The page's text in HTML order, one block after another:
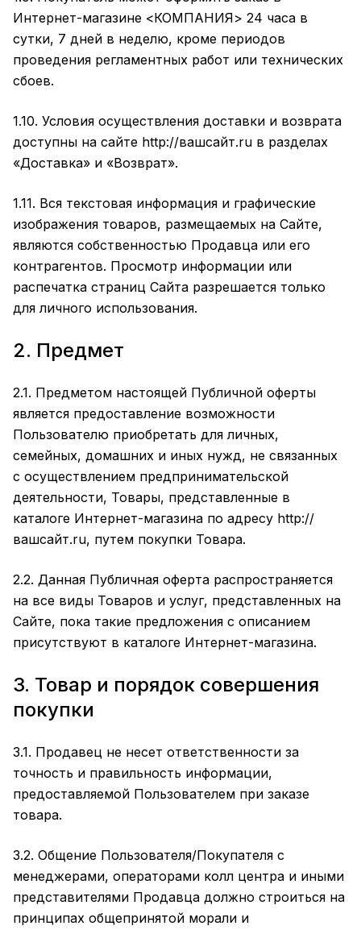
Интернет-магазине <КОМПАНИЯ> 24 часа в
сутки, 7 дней в неделю, кроме периодов
проведения регламентных работ или технических
сбоев.
1.10. Условия осуществления доставки и возврата
доступны на сайте http://вашсайт.ru в разделах
«Доставка» и «Возврат».
1.11. Вся текстовая информация и графические
изображения товаров, размещаемых на Сайте,
являются собственностью Продавца или его
контрагентов. Просмотр информации или
распечатка страниц Сайта разрешается только
для личного использования.
2. Предмет
2.1. Предметом настоящей Публичной оферты
является предоставление возможности
Пользователю приобретать для личных,
семейных, домашних и иных нужд, не связанных
с осуществлением предпринимательской
деятельности, Товары, представленные в
каталоге Интернет-магазина по адресу http://
вашсайт.ru, путем покупки Товара.
2.2. Данная Публичная оферта распространяется
на все виды Товаров и услуг, представленных на
Сайте, пока такие предложения с описанием
присутствуют в каталоге Интернет-магазина.
3. Товар и порядок совершения
покупки
3.1. Продавец не несет ответственности за
точность и правильность информации,
предоставляемой Пользователем при заказе
товара.
3.2. Общение Пользователя/Покупателя с
менеджерами, операторами колл центра и иными
представителями Продавца должно строиться на
принципах общепринятой морали и